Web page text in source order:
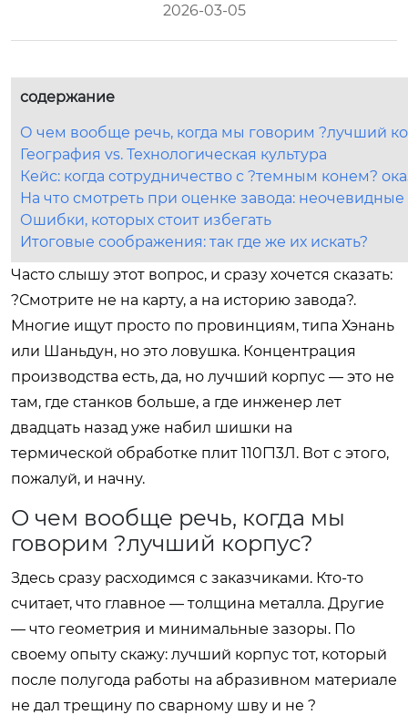
2026-03-05
содержание
О чем вообще речь, когда мы говорим ?лучший
География vs. Технологическая культура
Кейс: когда сотрудничество с ?темным конем?
На что смотреть при оценке завода: неочевидные
Ошибки, которых стоит избегать
Итоговые соображения: так где же их искать?
Часто слышу этот вопрос, и сразу хочется сказать:
?Смотрите не на карту, а на историю завода?.
Многие ищут просто по провинциям, типа Хэнань
или Шаньдун, но это ловушка. Концентрация
производства есть, да, но лучший корпус — это не
там, где станков больше, а где инженер лет
двадцать назад уже набил шишки на
термической обработке плит 110Г13Л. Вот с этого,
пожалуй, и начну.
О чем вообще речь, когда мы
говорим ?лучший корпус?
Здесь сразу расходимся с заказчиками. Кто-то
считает, что главное — толщина металла. Другие
— что геометрия и минимальные зазоры. По
своему опыту скажу: лучший корпус тот, который
после полугода работы на абразивном материале
не дал трещину по сварному шву и не ?